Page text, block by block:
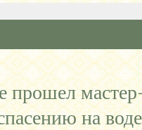
прошел
на воде